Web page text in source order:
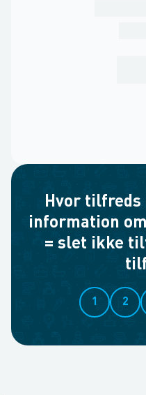
Hvor tilfreds
information
= slet ikke
1 2